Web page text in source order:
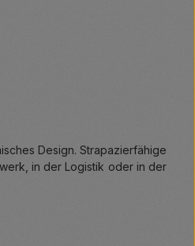
Design. Strapazierfähige
in der Logistik oder in der